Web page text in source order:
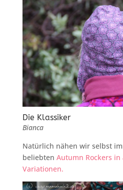
Die Klassiker
Bianca
Natürlich nähen wir selbst
beliebten Autumn Rockers
Variationen.